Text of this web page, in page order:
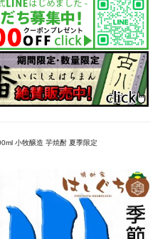
小牧醸造 芋焼酎 夏季限定